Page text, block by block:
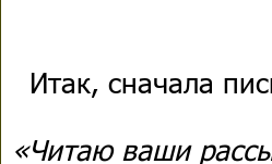
Итак, сначала
«Читаю ваши